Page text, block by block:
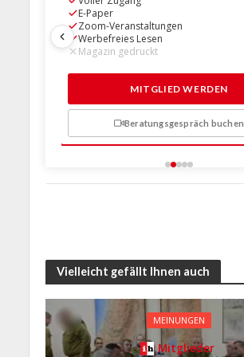
E-Paper
Zoom-Veranstaltungen
Werbefreies Lesen
Magazin gedruckt
MITGLIED WERDEN
Beratungsgespräch buchen
Vielleicht gefällt Ihnen auch
MEINUNGEN
Mitglieder